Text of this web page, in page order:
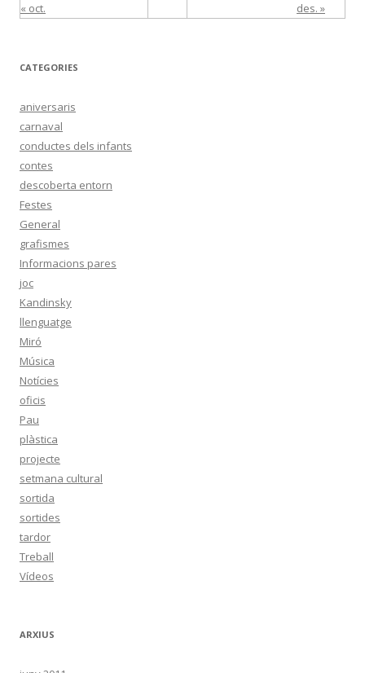
« oct. des. »
CATEGORIES
aniversaris
carnaval
conductes dels infants
contes
descoberta entorn
Festes
General
grafismes
Informacions pares
joc
Kandinsky
llenguatge
Miró
Música
Notícies
oficis
Pau
plàstica
projecte
setmana cultural
sortida
sortides
tardor
Treball
Vídeos
ARXIUS